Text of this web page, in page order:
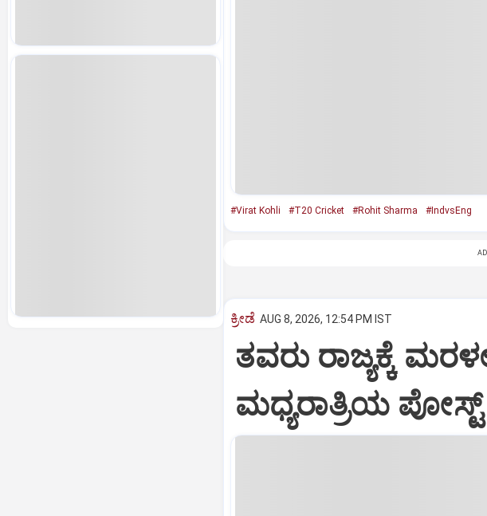
#Virat Kohli #T20 Cricket #Rohit Sharma #IndvsEng
ಕ್ರೀಡೆ AUG 8, 2026, 12:54 PM IST
ತವರು ರಾಜ್ಯಕ್ಕೆ
ಮಧ್ಯರಾತ್ರಿಯ